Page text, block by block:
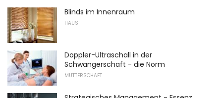
Blinds im Innenraum
HAUS
Doppler-Ultraschall in der
Schwangerschaft - die Norm
MUTTERSCHAFT